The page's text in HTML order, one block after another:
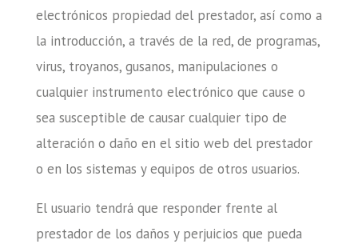
electrónicos propiedad del prestador, así como a
la introducción, a través de la red, de programas,
virus, troyanos, gusanos, manipulaciones o
cualquier instrumento electrónico que cause o
sea susceptible de causar cualquier tipo de
alteración o daño en el sitio web del prestador
o en los sistemas y equipos de otros usuarios.
El usuario tendrá que responder frente al
prestador de los daños y perjuicios que pueda